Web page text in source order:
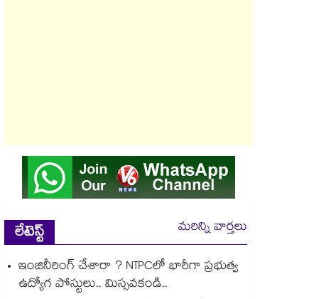
లేటెస్ట్
మరిన్ని వార్తలు
ఇంజినీరింగ్ చేశారా ? NTPCలో భారీగా ప్రభుత్వ
ఉద్యోగ పోస్టులు.. మిస్సవకండి..